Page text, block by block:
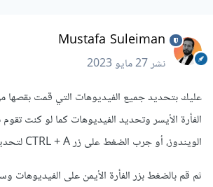
Mustafa Suleiman
نشر27 مايو 2023
عليك بتحديد جميع الفيديوهات التي قمت بقصها
الفأرة الأيسر وتحديد الفيديوهات كما لو كنت
الويندوز، أو جرب الضغط على زر CTRL + A لتحديد جميع الفيديوهات.
ثم قم بالضغط بزر الفأرة الأيمن على الفيديوهات